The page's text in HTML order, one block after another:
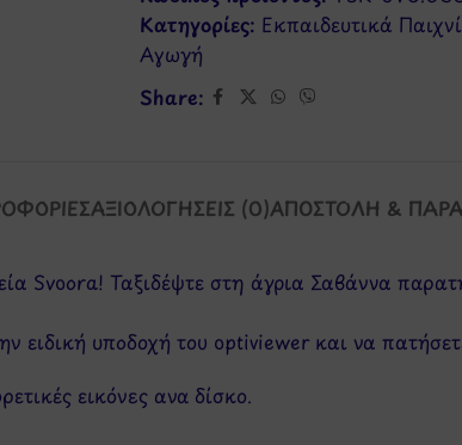
Κατηγορίες: Εκπαιδευτικά
Αγωγή
Share:
ΑΞΙΟΛΟΓΉΣΕΙΣ (0)ΑΠΟΣΤΟΛΉ &
Svoora! Ταξιδέψτε στη άγρια Σαβάννα
ειδική υποδοχή του optiviewer και να
εικόνες ανα δίσκο.